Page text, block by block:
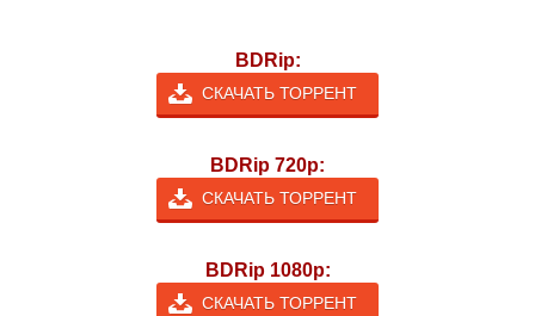
BDRip:
СКАЧАТЬ ТОРРЕНТ
BDRip 720p:
СКАЧАТЬ ТОРРЕНТ
BDRip 1080p:
СКАЧАТЬ ТОРРЕНТ